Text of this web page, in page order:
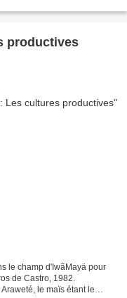
productives
le champ d'IwãMayä pour
de Castro, 1982.
le maïs étant le